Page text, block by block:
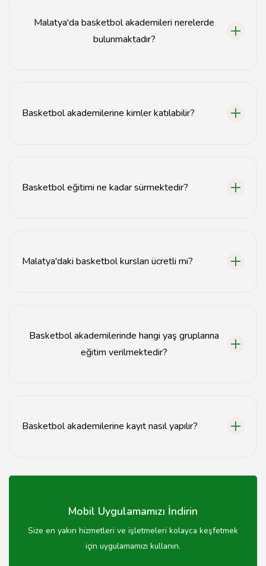
Malatya'da basketbol akademileri nerelerde
bulunmaktadır?
Basketbol akademilerine kimler katılabilir?
Basketbol eğitimi ne kadar sürmektedir?
Malatya'daki basketbol kursları ücretli mi?
Basketbol akademilerinde hangi yaş gruplarına
eğitim verilmektedir?
Basketbol akademilerine kayıt nasıl yapılır?
sitesi veya iletişim numarası aracılığıyla yapılabilir.
Mobil Uygulamamızı İndirin
Size en yakın hizmetleri ve işletmeleri kolayca keşfetmek
için uygulamamızı kullanın.